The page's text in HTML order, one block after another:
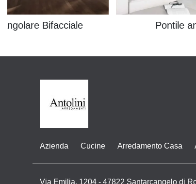
Bifacciale Pontile
Azienda Cucine Arredamento Casa
Via Emilia, 1204 - 47822 Santarcangelo di